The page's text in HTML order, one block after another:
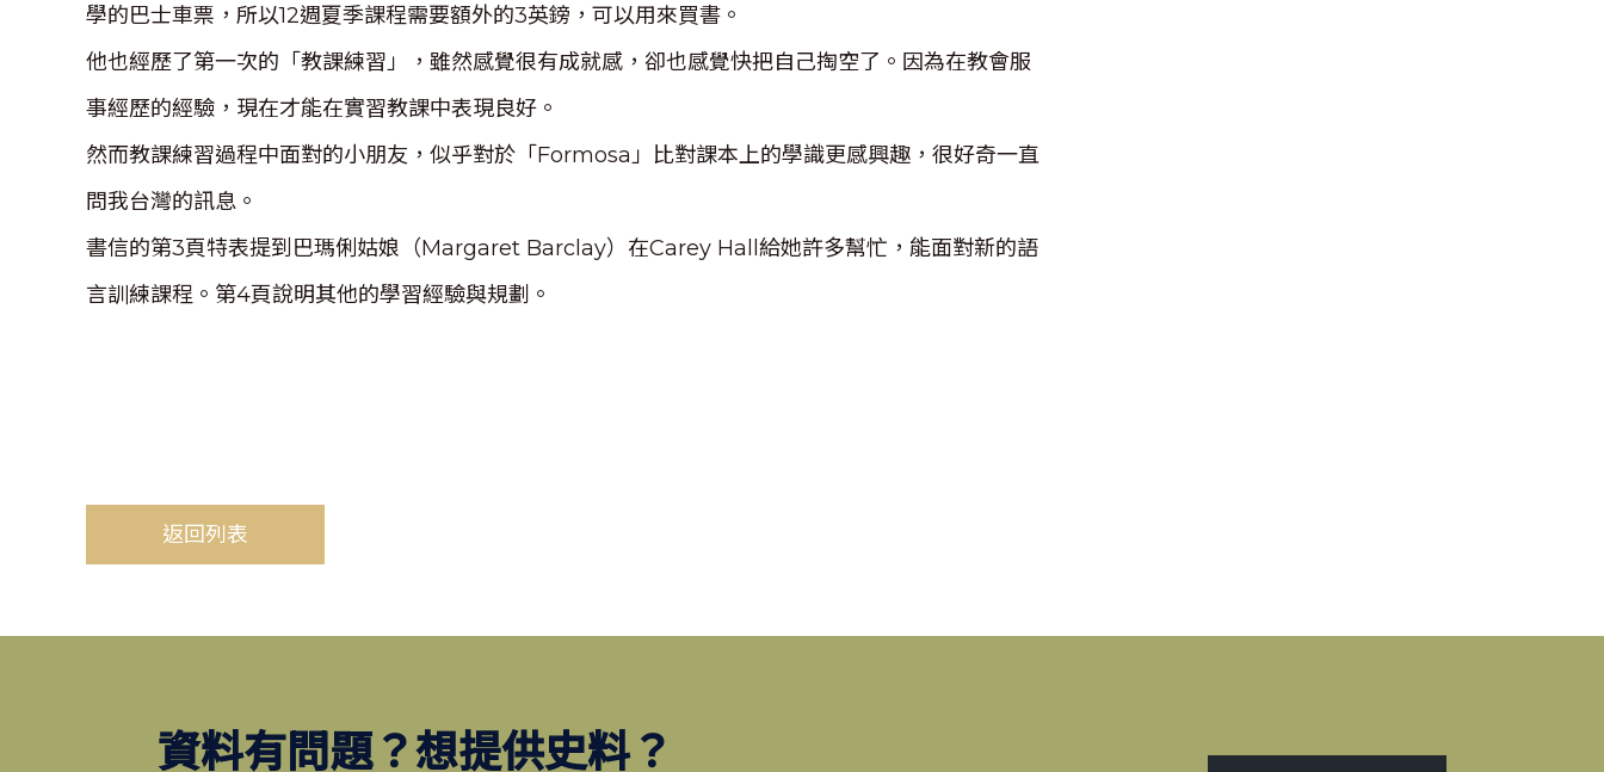
學的巴士車票，所以12週夏季課程需要額外的3英鎊，可以用來買書。
他也經歷了第一次的「教課練習」，雖然感覺很有成就感，卻也感覺快把自己掏空了。因為在教會服
事經歷的經驗，現在才能在實習教課中表現良好。
然而教課練習過程中面對的小朋友，似乎對於「Formosa」比對課本上的學識更感興趣，很好奇一直
問我台灣的訊息。
書信的第3頁特表提到巴瑪俐姑娘（Margaret Barclay）在Carey Hall給她許多幫忙，能面對新的語
言訓練課程。第4頁說明其他的學習經驗與規劃。
返回列表
資料有問題？想提供史料？